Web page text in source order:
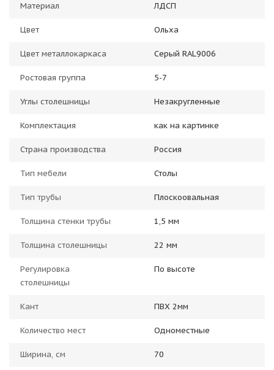
Материал ЛДСП
Цвет Ольха
Цвет металлокаркаса Серый RAL9006
Ростовая группа 5-7
Углы столешницы Незакругленные
Комплектация как на картинке
Страна производства Россия
Тип мебели Столы
Тип трубы Плоскоовальная
Толщина стенки трубы 1,5 мм
Толщина столешницы 22 мм
Регулировка
столешницы
По высоте
Кант ПВХ 2мм
Количество мест Одноместные
Ширина, см 70